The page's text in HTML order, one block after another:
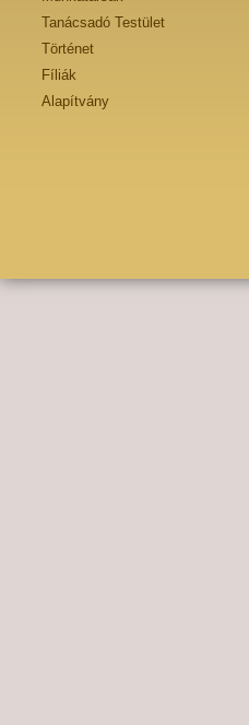
Tanácsadó Testület
Történet
Fíliák
Alapítvány